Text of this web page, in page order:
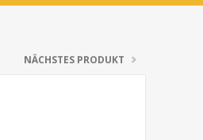
NÄCHSTES PRODUKT